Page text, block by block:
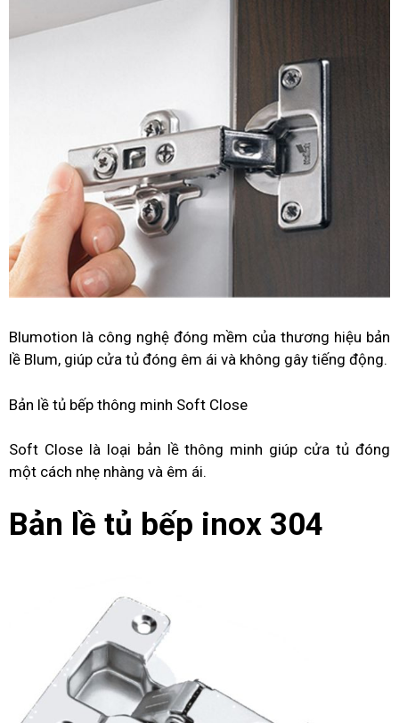
Blumotion là công nghệ đóng mềm của thương hiệu bản
lề Blum, giúp cửa tủ đóng êm ái và không gây tiếng động.
Bản lề tủ bếp thông minh Soft Close
Soft Close là loại bản lề thông minh giúp cửa tủ đóng
một cách nhẹ nhàng và êm ái.
Bản lề tủ bếp inox 304